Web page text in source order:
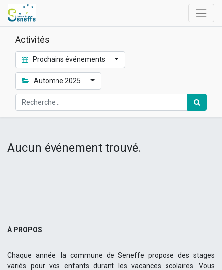
Activités
Prochains événements
Automne 2025
Aucun événement trouvé.
À PROPOS
Chaque année, la commune de Seneffe propose des stages
variés pour vos enfants durant les vacances scolaires. Vous